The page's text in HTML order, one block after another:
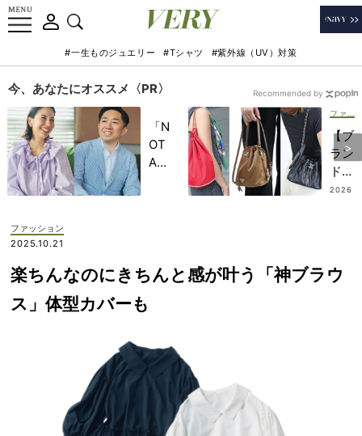
#一生ものジュエリー #Tシャツ #紫外線（UV）対策
今、あなたにオススメ〈PR〉
「N
OT
A
記憶
に一
上の
家族
旅】
【ブ
ラン
ドバ
ッグ
は
2026
Recommended by
ファッション
2025.10.21
楽ちんなのにきちんと感が叶う「神ブラウ
ス」体型カバーも